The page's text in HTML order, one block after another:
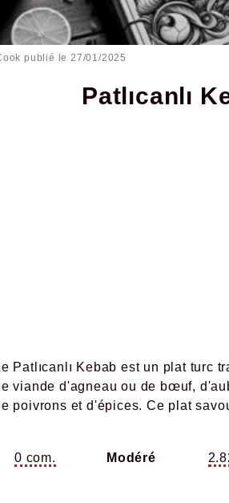
publié le27/01/2025
Patlıcanlı
Patlıcanlı Kebab est un plat turc
viande d'agneau ou de bœuf,
poivrons et d'épices. Ce plat
0 com. Modéré